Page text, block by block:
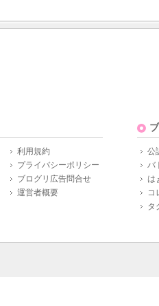
利用規約
プライバシーポリシー
ブログリ広告問合せ
運営者概要
公
バ
は
コ
タ